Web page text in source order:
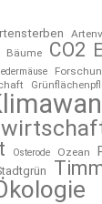
Bäume CO2
Osterode Ozean